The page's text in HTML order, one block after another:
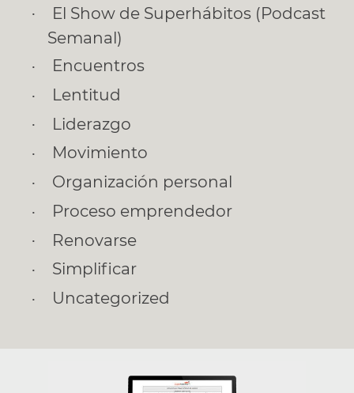
El Show de Superhábitos (Podcast
Semanal)
Encuentros
Lentitud
Liderazgo
Movimiento
Organización personal
Proceso emprendedor
Renovarse
Simplificar
Uncategorized